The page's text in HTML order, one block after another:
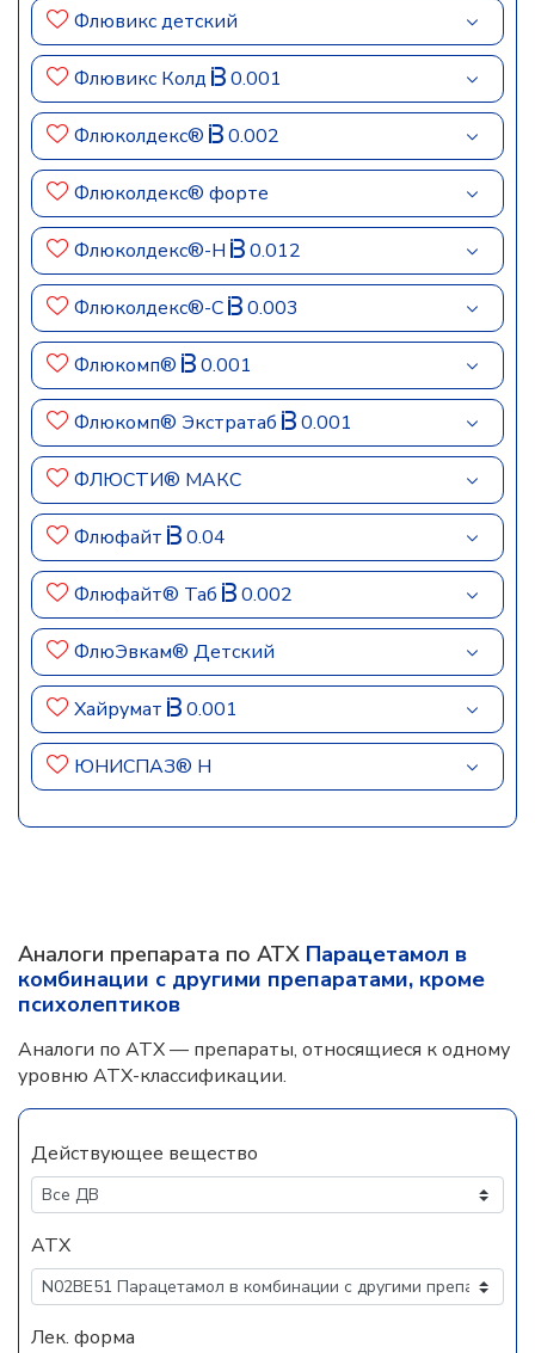
Флювикс детский
Флювикс Колд 0.001
Флюколдекс® 0.002
Флюколдекс® форте
Флюколдекс®-Н 0.012
Флюколдекс®-С 0.003
Флюкомп® 0.001
Флюкомп® Экстратаб 0.001
ФЛЮСТИ® МАКС
Флюфайт 0.04
Флюфайт® Таб 0.002
ФлюЭвкам® Детский
Хайрумат 0.001
ЮНИСПАЗ® Н
Аналоги препарата по АТХ Парацетамол в
комбинации с другими препаратами, кроме
психолептиков
Аналоги по АТХ — препараты, относящиеся к одному
уровню АТХ-классификации.
Действующее вещество
АТХ
Лек. форма